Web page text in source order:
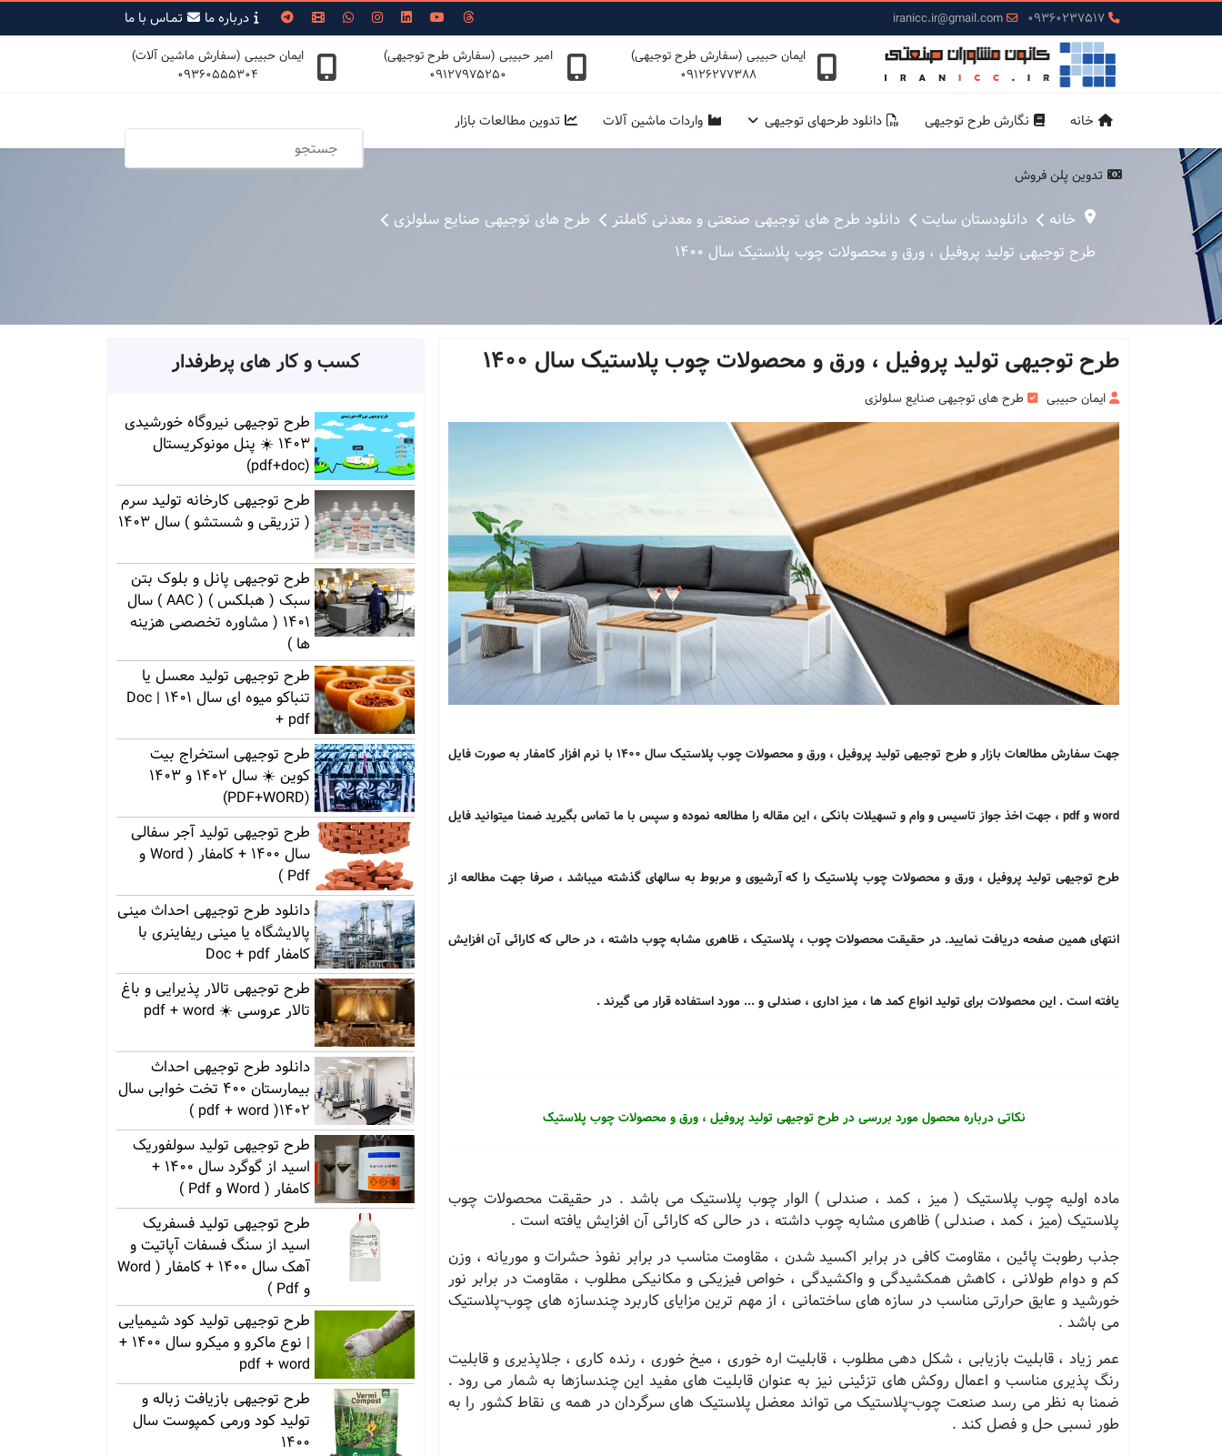
09360237517
iranicc.ir@gmail.com درباره ما تمـاس با ما
ایمان حبیبی (سفارش طرح توجیهی)
09126277388
امیر حبیبی (سفارش طرح توجیهی)
09127975250
ایمان حبیبی (سفارش ماشین آلات)
09360555304
خانه نگارش طرح توجیهی دانلود طرحهای توجیهی واردات ماشین آلات تدوین مطالعات بازار
تدوین پلن فروش
خانه دانلودستان سایت دانلود طرح های توجیهی صنعتی و معدنی کاملتر
طرح های توجیهی صنایع سلولزی
طرح توجیهی تولید پروفیل ، ورق و محصولات چوب پلاستیک سال 1400
طرح توجیهی تولید پروفیل ، ورق و محصولات چوب پلاستیک سال 1400
ایمان حبیبی طرح های توجیهی صنایع سلولزی
جهت سفارش مطالعات بازار و طرح توجیهی تولید پروفیل ، ورق و محصولات چوب پلاستیک سال 1400 با نرم افزار کامفار به صورت فایل
wordوpdf ، جهت اخذ جواز تاسیس و وام و تسهیلات بانکی ، این مقاله را مطالعه نموده و سپس با ما تماس بگیرید ضمنا میتوانید فایل
طرح توجیهی تولید پروفیل ، ورق و محصولات چوب پلاستیک را که آرشیوی و مربوط به سالهای گذشته میباشد ، صرفا جهت مطالعه از
انتهای همین صفحه دریافت نمایید. در حقیقت محصولات چوب ، پلاستیک ، ظاهری مشابه چوب داشته ، در حالی که کارائی آن افزایش
یافته است . این محصولات برای تولید انواع کمد ها ، میز اداری ، صندلی و ... مورد استفاده قرار می گیرند .
نکاتی درباره محصول مورد بررسی در طرح توجیهی تولید پروفیل ، ورق و محصولات چوب پلاستیک
ماده اولیه چوب پلاستیک ( میز ، کمد ، صندلی ) الوار چوب پلاستیک می باشد . در حقیقت محصولات چوب
پلاستیک (میز ، کمد ، صندلی ) ظاهری مشابه چوب داشته ، در حالی که کارائی آن افزایش یافته است .
جذب رطوبت پائین ، مقاومت کافی در برابر اکسید شدن ، مقاومت مناسب در برابر نفوذ حشرات و موریانه ، وزن
کم و دوام طولانی ، کاهش همکشیدگی و واکشیدگی ، خواص فیزیکی و مکانیکی مطلوب ، مقاومت در برابر نور
خورشید و عایق حرارتی مناسب در سازه های ساختمانی ، از مهم ترین مزایای کاربرد چندسازه های چوب-پلاستیک
می باشد .
عمر زیاد ، قابلیت بازیابی ، شکل دهی مطلوب ، قابلیت اره خوری ، میخ خوری ، رنده کاری ، جلاپذیری و قابلیت
رنگ پذیری مناسب و اعمال روکش های تزئینی نیز به عنوان قابلیت های مفید این چندسازها به شمار می رود .
ضمنا به نظر می رسد صنعت چوب-پلاستیک می تواند معضل پلاستیک های سرگردان در همه ی نقاط کشور را به
طور نسبی حل و فصل کند .
کسب و کار های پرطرفدار
طرح توجیهی نیروگاه خورشیدی
1403 ☀️ پنل مونوکریستال
(pdf+doc)
طرح توجیهی کارخانه تولید سرم
( تزریقی و شستشو ) سال 1403
طرح توجیهی پانل و بلوک بتن
سبک ( هبلکس ) ( AAC ) سال
1401 ( مشاوره تخصصی هزینه
ها )
طرح توجیهی تولید معسل یا
تنباکو میوه ای سال 1401 | Doc
+ pdf
طرح توجیهی استخراج بیت
کوین ☀️ سال 1402 و 1403
(PDF+WORD)
طرح توجیهی تولید آجر سفالی
سال 1400 + کامفار ( Word و
Pdf )
دانلود طرح توجیهی احداث مینی
پالایشگاه یا مینی ریفاینری با
کامفار Doc + pdf
طرح توجیهی تالار پذیرایی و باغ
تالار عروسی ☀️ pdf + word
دانلود طرح توجیهی احداث
بیمارستان 400 تخت خوابی سال
1402( pdf + word )
طرح توجیهی تولید سولفوریک
اسید از گوگرد سال 1400 +
کامفار ( Word و Pdf )
طرح توجیهی تولید فسفریک
اسید از سنگ فسفات آپاتیت و
آهک سال 1400 + کامفار ( Word
و Pdf )
طرح توجیهی تولید کود شیمیایی
| نوع ماکرو و میکرو سال 1400 +
pdf + word
طرح توجیهی بازیافت زباله و
تولید کود ورمی کمپوست سال
1400